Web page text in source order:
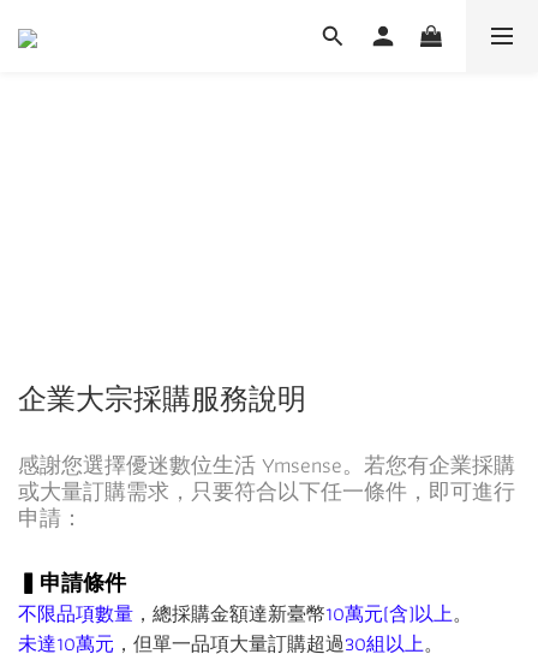
企業大宗採購服務說明
感謝您選擇優迷數位生活 Ymsense。若您有企業採購
或大量訂購需求，只要符合以下任一條件，即可進行
申請：
▍申請條件
不限品項數量 ，總採購金額達新臺幣10萬元(含)以上。
未達10萬元 ，但單一品項大量訂購超過30組以上。